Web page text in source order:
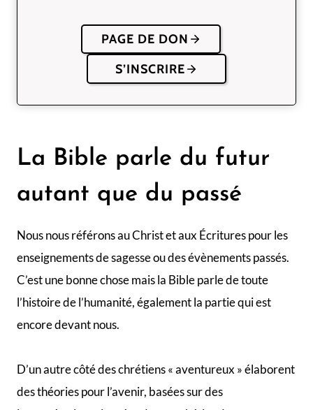
PAGE DE DON
S’INSCRIRE
La Bible parle du futur
autant que du passé
Nous nous référons au Christ et aux Écritures pour les
enseignements de sagesse ou des évènements passés.
C’est une bonne chose mais la Bible parle de toute
l’histoire de l’humanité, également la partie qui est
encore devant nous.
D’un autre côté des chrétiens « aventureux » élaborent
des théories pour l’avenir, basées sur des